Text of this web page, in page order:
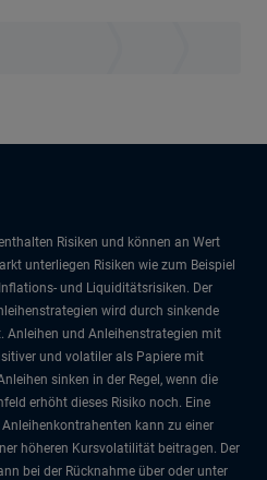
Risiken und können an Wert
unterliegen Risiken wie zum Beispiel
und Liquiditätsrisiken. Der
wird durch sinkende
Anleihen und Anleihenstrategien mit
und volatiler als Papiere mit
sinken in der Regel, wenn die
erhöht dieses Risiko noch. Eine
kann zu einer
höheren Kursvolatilität beitragen. Der
bei der Rücknahme über oder unter